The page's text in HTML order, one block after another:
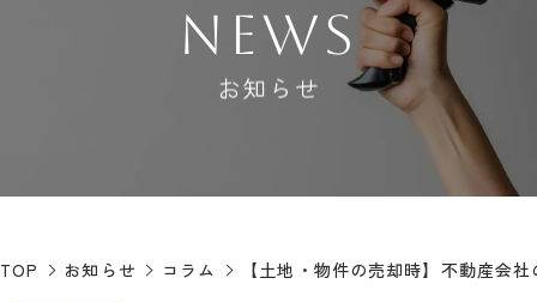
NEWS
お知らせ
TOP お知らせ コラム 【土地・物件の売却時】不動産会